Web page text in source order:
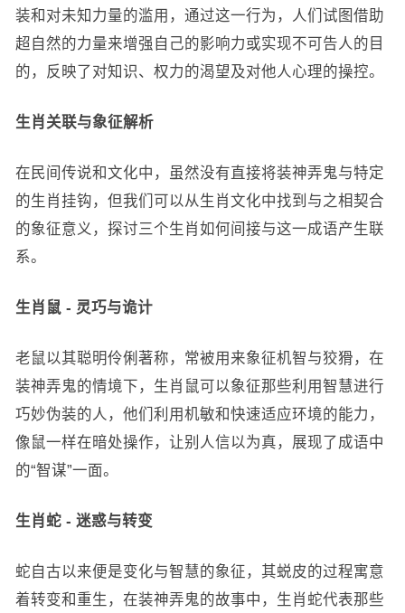
装和对未知力量的滥用，通过这一行为，人们试图借助
超自然的力量来增强自己的影响力或实现不可告人的目
的，反映了对知识、权力的渴望及对他人心理的操控。
生肖关联与象征解析
在民间传说和文化中，虽然没有直接将装神弄鬼与特定
的生肖挂钩，但我们可以从生肖文化中找到与之相契合
的象征意义，探讨三个生肖如何间接与这一成语产生联
系。
生肖鼠 - 灵巧与诡计
老鼠以其聪明伶俐著称，常被用来象征机智与狡猾，在
装神弄鬼的情境下，生肖鼠可以象征那些利用智慧进行
巧妙伪装的人，他们利用机敏和快速适应环境的能力，
像鼠一样在暗处操作，让别人信以为真，展现了成语中
的“智谋”一面。
生肖蛇 - 迷惑与转变
蛇自古以来便是变化与智慧的象征，其蜕皮的过程寓意
着转变和重生，在装神弄鬼的故事中，生肖蛇代表那些